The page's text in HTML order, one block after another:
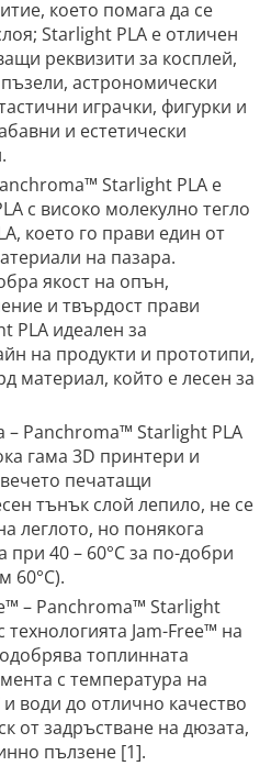
което помага да се
Starlight PLA е отличен
реквизити за косплей,
астрономически
играчки, фигурки и
и естетически
Starlight PLA е
с високо молекулно тегло
което го прави един от
на пазара.
якост на опън,
и твърдост прави
PLA идеален за
на продукти и прототипи,
материал, който е лесен за
– Panchroma™ Starlight PLA
гама 3D принтери и
печатащи
тънък слой лепило, не се
леглото, но понякога
при 40 – 60°C за по-добри
60°C).
– Panchroma™ Starlight
технологията Jam-Free™ на
топлинната
с температура на
води до отлично качество
от задръстване на дюзата,
пълзене [1].